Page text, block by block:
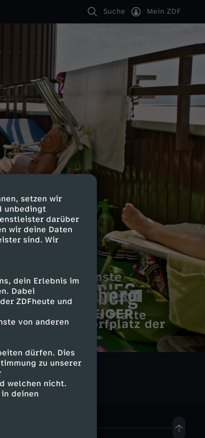
setzen wir
unbedingt
darüber
wir deine Daten
sind. Wir
dein Erlebnis im
Dabei
ZDFheute und
von anderen
dürfen. Dies
zu unserer
welchen nicht.
deinen
Suche Mein ZDF
schönste
C
p
S
A
s
c
h
Comeback der Platte
of Berlin
B
e
r
Kult: Am Dorfplatz der